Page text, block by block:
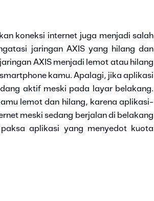
koneksi internet juga menjadi salah
jaringan AXIS yang hilang dan
AXIS menjadi lemot atau hilang
kamu. Apalagi, jika aplikasi
aktif meski pada layar belakang.
lemot dan hilang, karena aplikasi-
meski sedang berjalan di belakang
aplikasi yang menyedot kuota